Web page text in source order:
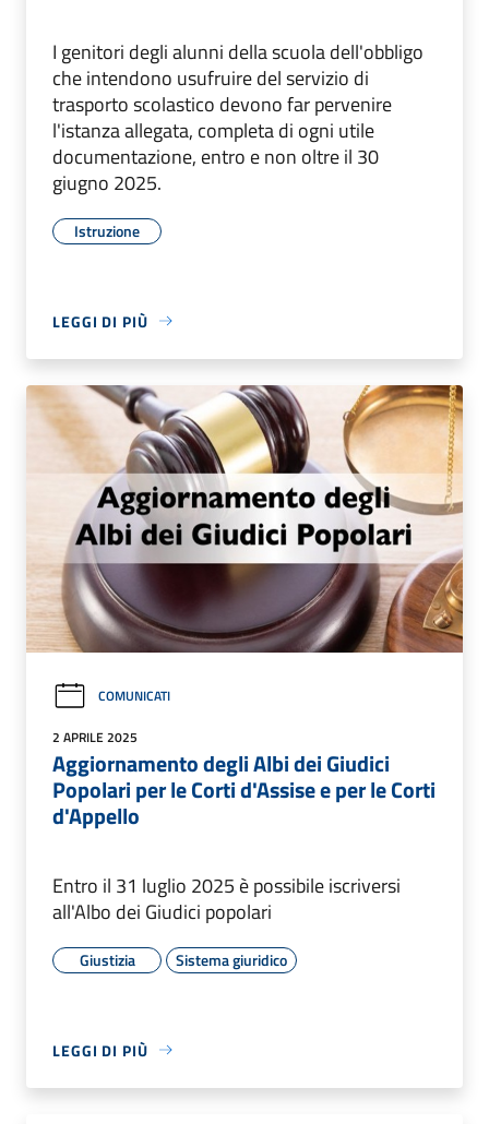
I genitori degli alunni della scuola dell'obbligo
che intendono usufruire del servizio di
trasporto scolastico devono far pervenire
l'istanza allegata, completa di ogni utile
documentazione, entro e non oltre il 30
giugno 2025.
Istruzione
LEGGI DI PIÙ
COMUNICATI
2 APRILE 2025
Aggiornamento degli Albi dei Giudici
Popolari per le Corti d'Assise e per le Corti
d'Appello
Entro il 31 luglio 2025 è possibile iscriversi
all'Albo dei Giudici popolari
Giustizia Sistema giuridico
LEGGI DI PIÙ